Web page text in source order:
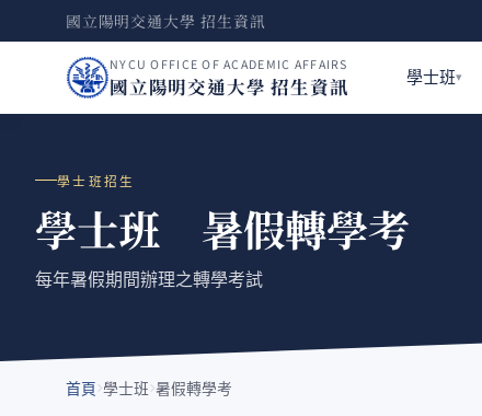
國立陽明交通大學 招生資訊
NYCU OFFICE OF ACADEMIC AFFAIRS
國立陽明交通大學 招生資訊 學士班
學士班招生
學士班 暑假轉學考
每年暑假期間辦理之轉學考試
首頁 學士班 暑假轉學考